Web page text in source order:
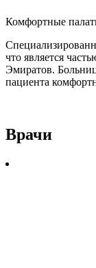
Комфортные
что является
Эмиратов.
пациента
Врачи